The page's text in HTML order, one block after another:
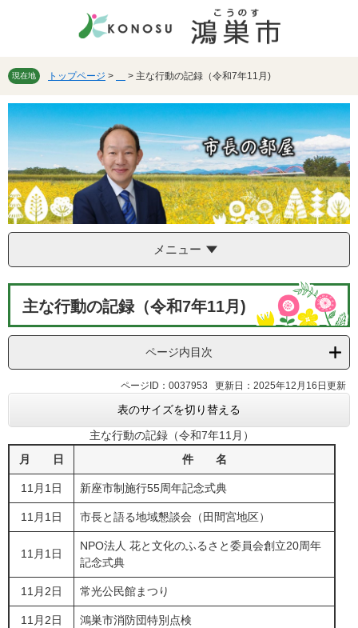
先
で
す。
を
ば
し
て
文
へ
現在地 トップページ > > 主な行動の記録（令和7年11月)
メニュー
主な行動の記録（令和7年11月)
ページ内目次
ページID：0037953 更新日：2025年12月16日更新
表のサイズを切り替える
主な行動の記録（令和7年11月）
月 日
件 名
11月1日 新座市制施行55周年記念式典
11月1日 市長と語る地域懇談会（田間宮地区）
11月1日
NPO法人 花と文化のふるさと委員会創立20周年
記念式典
11月2日 常光公民館まつり
11月2日 鴻巣市消防団特別点検